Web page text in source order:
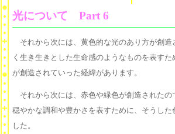
光について Part 6
それから次には、黄色的な光のあり方が創造
く生き生きとした生命感のようなものを表す
が創造されていった経緯があります。
それから次には、赤色や緑色が創造されたの
穏やかな調和や豊かさを表すために、そうした
した。